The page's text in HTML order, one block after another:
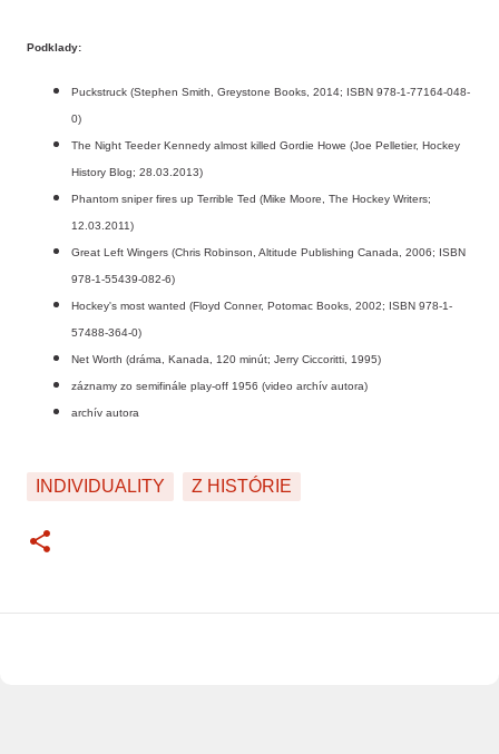
Podklady:
Puckstruck (Stephen Smith, Greystone Books, 2014; ISBN 978-1-77164-048-
0)
The Night Teeder Kennedy almost killed Gordie Howe (Joe Pelletier, Hockey
History Blog; 28.03.2013)
Phantom sniper fires up Terrible Ted (Mike Moore, The Hockey Writers;
12.03.2011)
Great Left Wingers (Chris Robinson, Altitude Publishing Canada, 2006; ISBN
978-1-55439-082-6)
Hockey's most wanted (Floyd Conner, Potomac Books, 2002; ISBN 978-1-
57488-364-0)
Net Worth (dráma, Kanada, 120 minút; Jerry Ciccoritti, 1995)
záznamy zo semifinále play-off 1956 (video archív autora)
archív autora
INDIVIDUALITY Z HISTÓRIE